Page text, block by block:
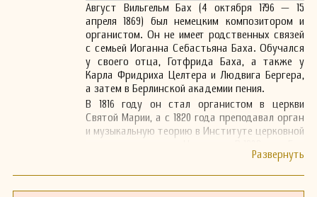
Август Вильгельм Бах (4 октября 1796 — 15
апреля 1869) был немецким композитором и
органистом. Он не имеет родственных связей
с семьей Иоганна Себастьяна Баха. Обучался
у своего отца, Готфрида Баха, а также у
Карла Фридриха Целтера и Людвига Бергера,
а затем в Берлинской академии пения.
В 1816 году он стал органистом в церкви
Святой Марии, а с 1820 года преподавал орган
и музыкальную теорию в Институте церковной
стал преемником Целтера на посту